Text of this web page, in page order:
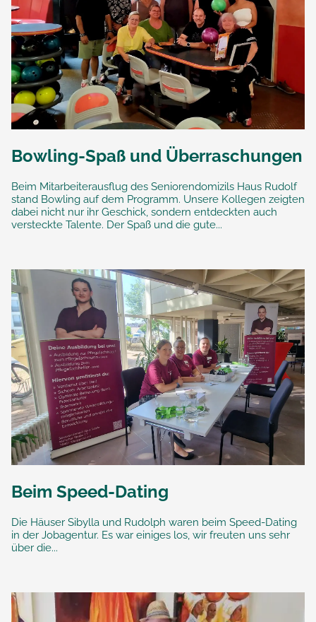
Bowling-Spaß und Überraschungen
Beim Mitarbeiterausflug des Seniorendomizils Haus Rudolf
stand Bowling auf dem Programm. Unsere Kollegen zeigten
dabei nicht nur ihr Geschick, sondern entdeckten auch
versteckte Talente. Der Spaß und die gute...
Beim Speed-Dating
Die Häuser Sibylla und Rudolph waren beim Speed-Dating
in der Jobagentur. Es war einiges los, wir freuten uns sehr
über die...